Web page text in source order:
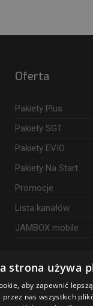
Oferta
Pakiety Plus
Pakiety SGT
Pakiety EVIO
Pakiety Na Start
Promocje
Lista kanałów
JAMBOX mobile
strona używa
aby zapewnić
nas wszystkich